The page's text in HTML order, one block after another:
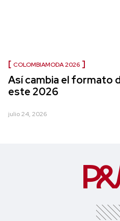
COLOMBIAMODA 2026
Así cambia el formato
este 2026
julio 24, 2026